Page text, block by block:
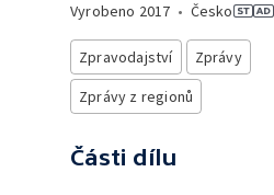
Vyrobeno 2017 • Česko
Zpravodajství
Zprávy
Zprávy z regionů
Části dílu